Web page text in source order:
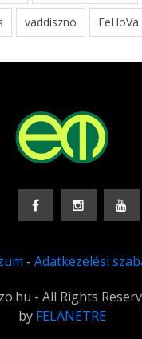
vaddisznó FeHoVa
- Adatkezelési
- All Rights
by FELANETRE